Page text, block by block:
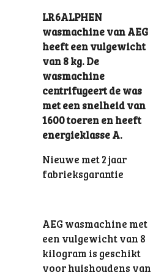
LR6ALPHEN
wasmachine van AEG
heeft een vulgewicht
van 8 kg. De
wasmachine
centrifugeert de was
met een snelheid van
1600 toeren en heeft
energieklasse A.
Nieuwe met 2 jaar
fabrieksgarantie
AEG wasmachine met
een vulgewicht van 8
kilogram is geschikt
voor huishoudens van